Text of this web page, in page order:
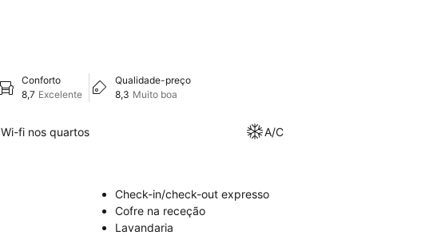
Conforto
8,7 Excelente
Qualidade-preço
8,3 Muito boa
Wi-fi nos quartos
A/C
Check-in/check-out expresso
Cofre na receção
Lavandaria